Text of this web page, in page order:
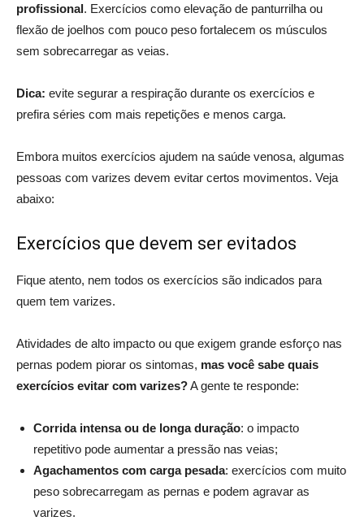
profissional. Exercícios como elevação de panturrilha ou
flexão de joelhos com pouco peso fortalecem os músculos
sem sobrecarregar as veias.
Dica: evite segurar a respiração durante os exercícios e
prefira séries com mais repetições e menos carga.
Embora muitos exercícios ajudem na saúde venosa, algumas
pessoas com varizes devem evitar certos movimentos. Veja
abaixo:
Exercícios que devem ser evitados
Fique atento, nem todos os exercícios são indicados para
quem tem varizes.
Atividades de alto impacto ou que exigem grande esforço nas
pernas podem piorar os sintomas, mas você sabe quais
exercícios evitar com varizes?A gente te responde:
Corrida intensa ou de longa duração: o impacto
repetitivo pode aumentar a pressão nas veias;
Agachamentos com carga pesada: exercícios com muito
peso sobrecarregam as pernas e podem agravar as
varizes.